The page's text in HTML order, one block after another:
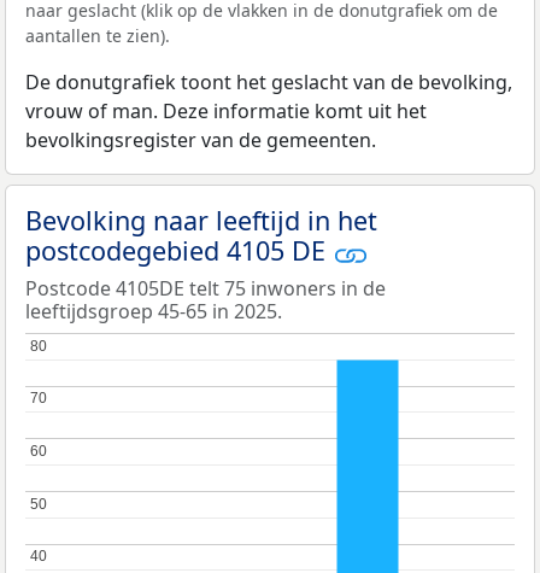
naar geslacht (klik op de vlakken in de donutgrafiek om de
aantallen te zien).
De donutgrafiek toont het geslacht van de bevolking,
vrouw of man. Deze informatie komt uit het
bevolkingsregister van de gemeenten.
Bevolking naar leeftijd in het
postcodegebied 4105 DE
Postcode 4105DE telt 75 inwoners in de
leeftijdsgroep 45-65 in 2025.
40
40
50
50
60
60
70
70
80
80